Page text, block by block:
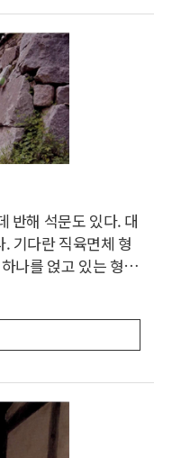
반해 석문도 있다. 대
기다란 직육면체 형
나를 얹고 있는 형식
보인다. 일직선으로
돌 느낌을 도와준
석 막쌓기로 지어졌
지